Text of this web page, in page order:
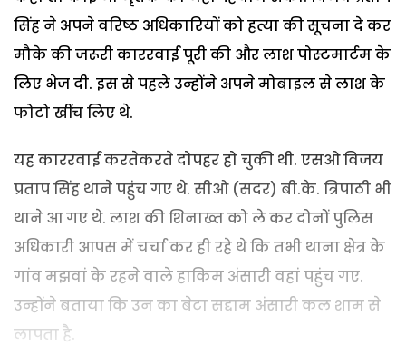
सिंह ने अपने वरिष्ठ अधिकारियों को हत्या की सूचना दे कर
मौके की जरूरी काररवाई पूरी की और लाश पोस्टमार्टम के
लिए भेज दी. इस से पहले उन्होंने अपने मोबाइल से लाश के
फोटो खींच लिए थे.
यह काररवाई करतेकरते दोपहर हो चुकी थी. एसओ विजय
प्रताप सिंह थाने पहुंच गए थे. सीओ (सदर) बी.के. त्रिपाठी भी
थाने आ गए थे. लाश की शिनाख्त को ले कर दोनों पुलिस
अधिकारी आपस में चर्चा कर ही रहे थे कि तभी थाना क्षेत्र के
गांव मझवां के रहने वाले हाकिम अंसारी वहां पहुंच गए.
उन्होंने बताया कि उन का बेटा सद्दाम अंसारी कल शाम से
लापता है.